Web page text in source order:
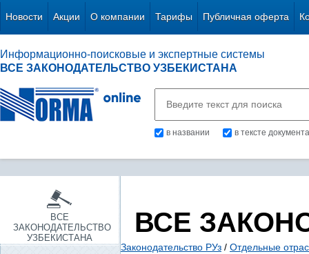
Новости Акции О компании Тарифы Публичная оферта
Информационно-поисковые и экспертные системы
ВСЕ ЗАКОНОДАТЕЛЬСТВО УЗБЕКИСТАНА
в названии в тексте документа
ВСЕ
ЗАКОНОДАТЕЛЬСТВО
УЗБЕКИСТАНА
ВСЕ
Законодательство РУз / Отдельные